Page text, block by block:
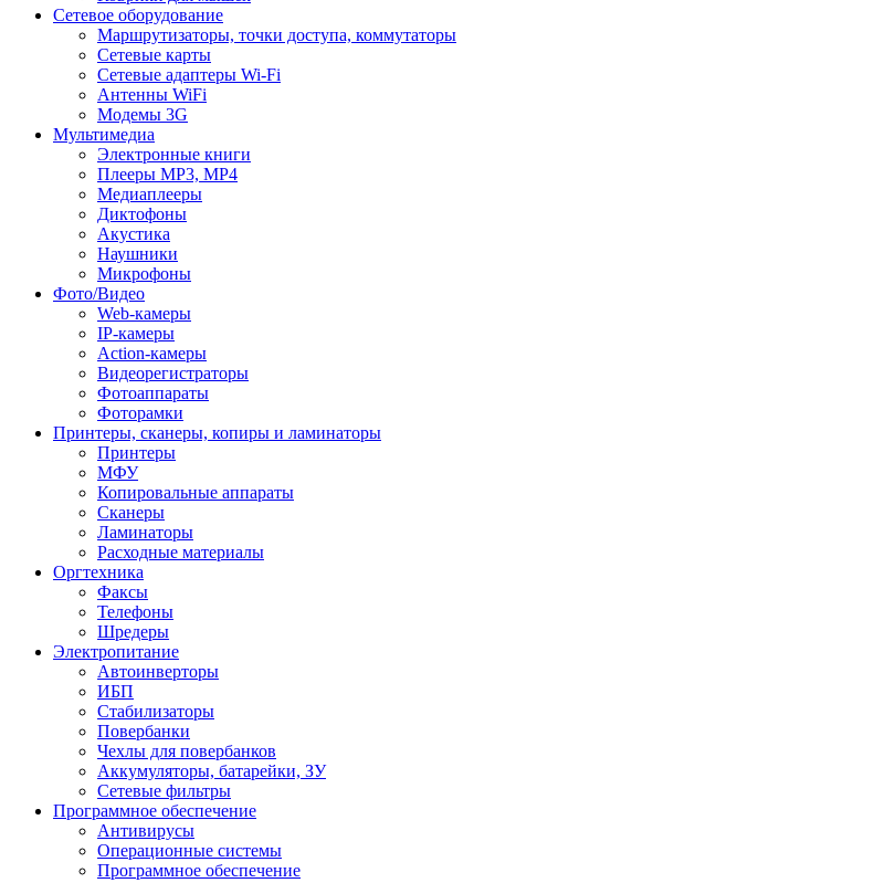
Сетевое оборудование
Маршрутизаторы, точки доступа, коммутаторы
Сетевые карты
Сетевые адаптеры Wi-Fi
Антенны WiFi
Модемы 3G
Мультимедиа
Электронные книги
Плееры MP3, MP4
Медиаплееры
Диктофоны
Акустика
Наушники
Микрофоны
Фото/Видео
Web-камеры
IP-камеры
Action-камеры
Видеорегистраторы
Фотоаппараты
Фоторамки
Принтеры, сканеры, копиры и ламинаторы
Принтеры
МФУ
Копировальные аппараты
Сканеры
Ламинаторы
Расходные материалы
Оргтехника
Факсы
Телефоны
Шредеры
Электропитание
Автоинверторы
ИБП
Стабилизаторы
Повербанки
Чехлы для повербанков
Аккумуляторы, батарейки, ЗУ
Сетевые фильтры
Программное обеспечение
Антивирусы
Операционные системы
Программное обеспечение